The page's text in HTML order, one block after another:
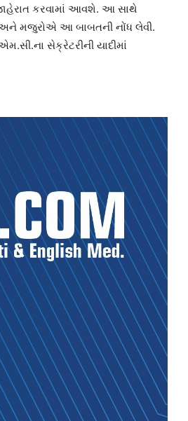
જાહેરાત કરવામાં આવશે. આ સાથે
અને મજુરોએ આ બાબતની નોંધ લેવી.
સેક્રેટરીની યાદીમાં